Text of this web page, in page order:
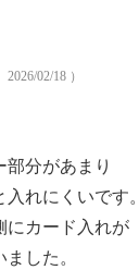
02/18 ）
部分があまり
れにくいです。
にカード入れが
した。